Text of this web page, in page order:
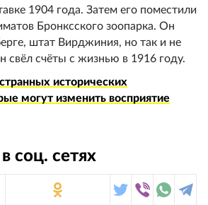
1904 года. Затем его поместили
Бронксского зоопарка. Он
штат Вирджиния, но так и не
свёл счёты с жизнью в 1916 году.
исторических
могут изменить восприятие
соц. сетях